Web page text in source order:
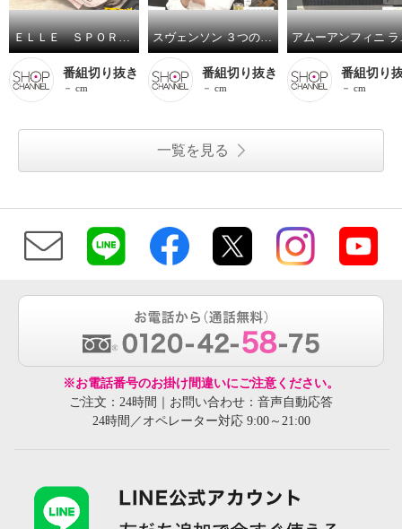
ＥＬＬＥ ＳＰＯＲＴ はっ水 取り外してリュックになる キューブ柄 キャリーカート
番組切り抜き
－ cm
スヴェンソン ３つの有効成分配合 育毛、薄毛、脱毛の予防！ ザ・チャーガ薬用育毛剤 ２本スペシャルセット
番組切り抜き
－ cm
アムーア
番組切り
－ cm
一覧を見る
※お電話番号のお掛け間違いにご注意ください。
ご注文：24時間｜お問い合わせ：音声自動応答
24時間／オペレーター対応 9:00～21:00